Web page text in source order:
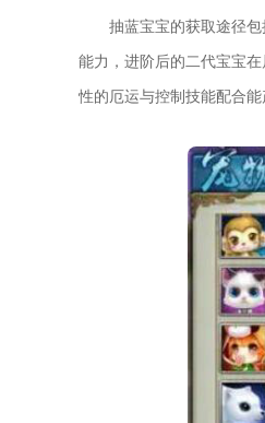
抽蓝宝宝的获取途径
能力，进阶后的二代宝宝
性的厄运与控制技能配合能